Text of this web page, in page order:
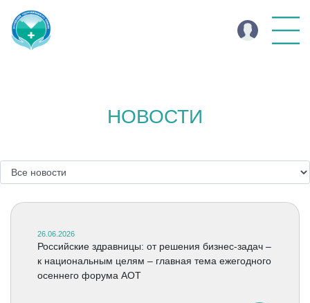
НОВОСТИ
26.06.2026
Российские здравницы: от решения бизнес-задач –
к национальным целям – главная тема ежегодного
осеннего форума АОТ